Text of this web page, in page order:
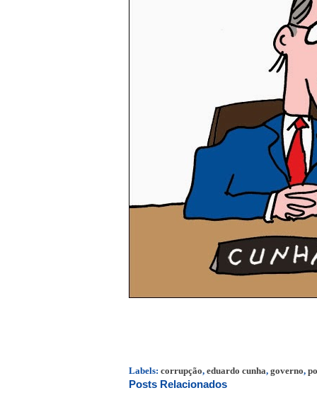
Labels: corrupção, eduardo cunha, governo,
Posts Relacionados